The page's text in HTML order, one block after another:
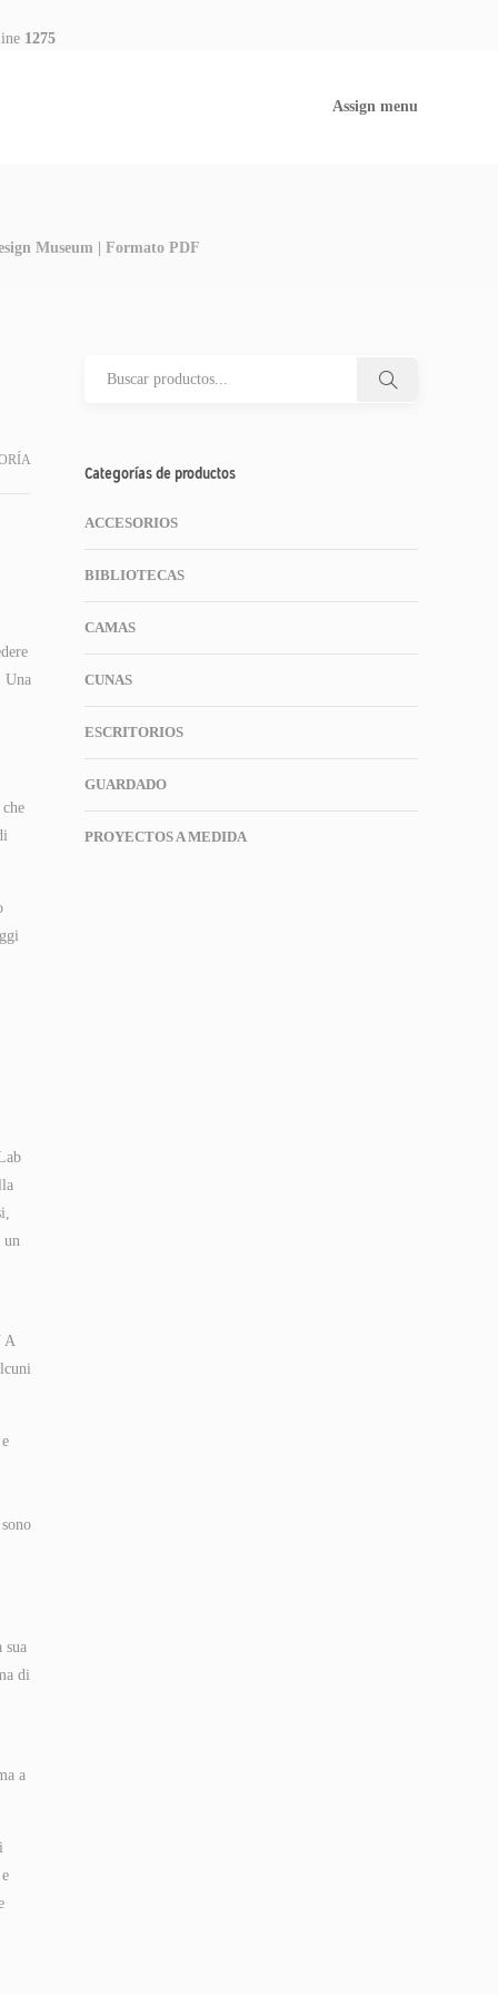
1275
Assign menu
Museum | Formato PDF
Una
un
A
sua
di
a
Categorías de productos
ACCESORIOS
BIBLIOTECAS
CAMAS
CUNAS
ESCRITORIOS
GUARDADO
PROYECTOS A MEDIDA